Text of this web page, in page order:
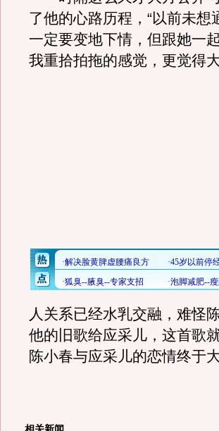
了他的心路历程，“以前未
一定要变地下情，但跟她一
我重拾拍拖的感觉，更觉得
人关系已经水乳交融，难怪
他的旧歌给应采儿，这首歌
陈小春与应采儿的恋情终于